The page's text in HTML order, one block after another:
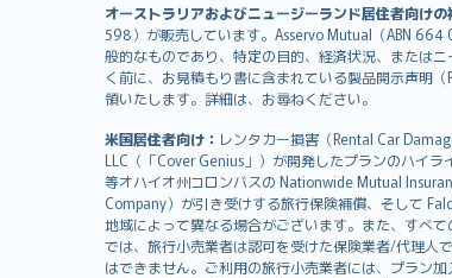
オーストラリアおよびニュージーランド居住者向けの
598）が販売しています。Asservo Mutual（ABN
般的なものであり、特定の目的、経済状況、または
く前に、お見積もり書に含まれている製品開示声明
領いたします。詳細は、お尋ねください。
米国居住者向け： レンタカー損害（Rental Car
LLC（「Cover Genius」）が開発したプランのハイ
等オハイオ州コロンバスの Nationwide Mutual
Company）が引き受けする旅行保険補償、そして
地域によって異なる場合がございます。また、すべ
では、旅行小売業者は認可を受けた保険業者/代理人
はできません。ご利用の旅行小売業者には、プラン
italiano
简体中文
繁體中文
Português
polski
עברית
Português
svenska
日本語